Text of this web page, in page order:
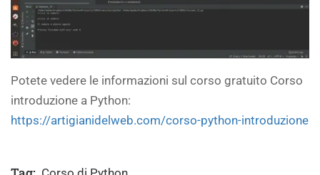
Potete vedere le informazioni sul corso gratuito Corso
introduzione a Python:
https://artigianidelweb.com/corso-python-introduzione